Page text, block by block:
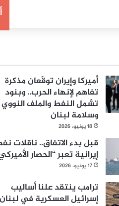
أميركا وإيران توقّعان مذكرة
تفاهم لإنهاء الحرب.. وبنود
تشمل النفط والملف النووي
وسلامة لبنان
18 يونيو، 2026
قبل بدء الاتفاق.. ناقلات
إيرانية تعبر “الحصار
17 يونيو، 2026
ترامب ينتقد علنا أساليب
إسرائيل العسكرية في لبنان